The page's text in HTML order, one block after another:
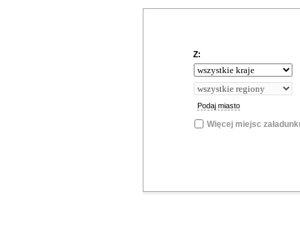
Z:
Podaj miasto
Więcej miejsc